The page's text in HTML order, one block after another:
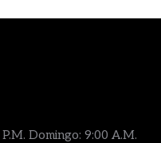
Domingo: 9:00 A.M.